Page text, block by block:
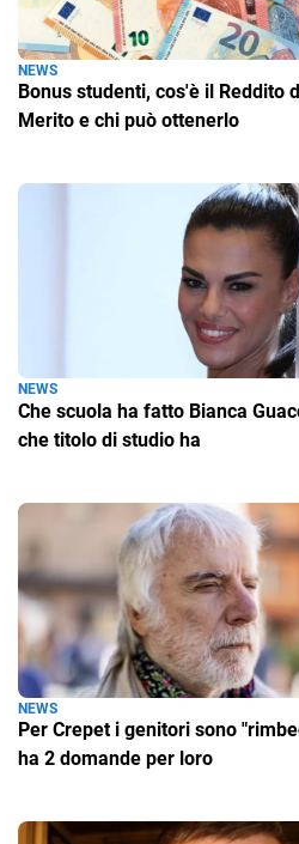
NEWS
Bonus studenti, cos'è il Reddito
Merito e chi può ottenerlo
NEWS
Che scuola ha fatto Bianca
che titolo di studio ha
NEWS
Per Crepet i genitori sono
ha 2 domande per loro